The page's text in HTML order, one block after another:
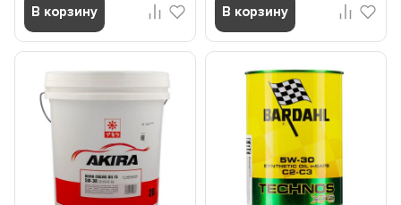
В корзину В корзину